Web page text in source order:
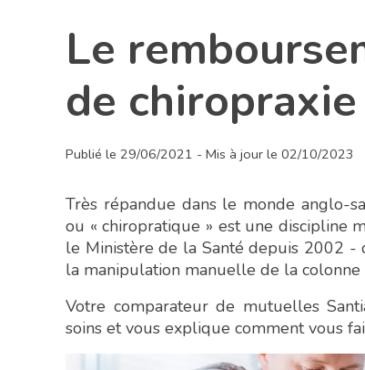
Le
de
Publié le 29/06/2021 - Mis à jour le 02/10/2023
Très répandue dans le monde anglo-
ou « chiropratique » est une discipline
le Ministère de la Santé depuis 2002
la manipulation manuelle de la
Votre comparateur de mutuelles
soins et vous explique comment vous